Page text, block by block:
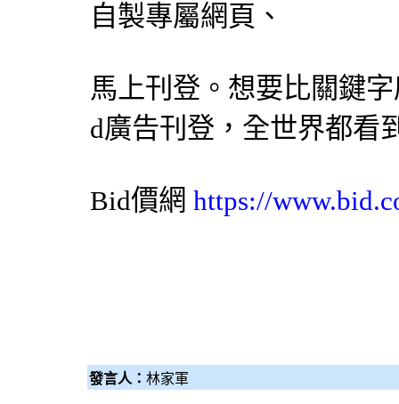
自製專屬網頁、
馬上刊登。想要比關鍵
d廣告刊登，全世界都看
Bid價網 https://
發言人： 林家軍